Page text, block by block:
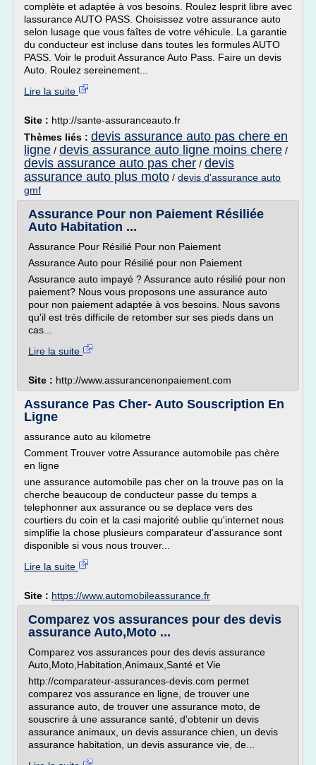
complète et adaptée à vos besoins. Roulez lesprit libre avec
lassurance AUTO PASS. Choisissez votre assurance auto
selon lusage que vous faîtes de votre véhicule. La garantie
du conducteur est incluse dans toutes les formules AUTO
PASS. Voir le produit Assurance Auto Pass. Faire un devis
Auto. Roulez sereinement...
Lire la suite
Site : http://sante-assuranceauto.fr
Thèmes liés : devis assurance auto pas chere en
ligne / devis assurance auto ligne moins chere /
devis assurance auto pas cher / devis
assurance auto plus moto / devis d'assurance auto
gmf
Assurance Pour non Paiement Résiliée
Auto Habitation ...
Assurance Pour Résilié Pour non Paiement
Assurance Auto pour Résilié pour non Paiement
Assurance auto impayé ? Assurance auto résilié pour non
paiement? Nous vous proposons une assurance auto
pour non paiement adaptée à vos besoins. Nous savons
qu'il est très difficile de retomber sur ses pieds dans un
cas...
Lire la suite
Site : http://www.assurancenonpaiement.com
Assurance Pas Cher- Auto Souscription En
Ligne
assurance auto au kilometre
Comment Trouver votre Assurance automobile pas chère
en ligne
une assurance automobile pas cher on la trouve pas on la
cherche beaucoup de conducteur passe du temps a
telephonner aux assurance ou se deplace vers des
courtiers du coin et la casi majorité oublie qu'internet nous
simplifie la chose plusieurs comparateur d'assurance sont
disponible si vous nous trouver...
Lire la suite
Site : https://www.automobileassurance.fr
Comparez vos assurances pour des devis
assurance Auto,Moto ...
Comparez vos assurances pour des devis assurance
Auto,Moto,Habitation,Animaux,Santé et Vie
http://comparateur-assurances-devis.com permet
comparez vos assurance en ligne, de trouver une
assurance auto, de trouver une assurance moto, de
souscrire à une assurance santé, d'obtenir un devis
assurance animaux, un devis assurance chien, un devis
assurance habitation, un devis assurance vie, de...